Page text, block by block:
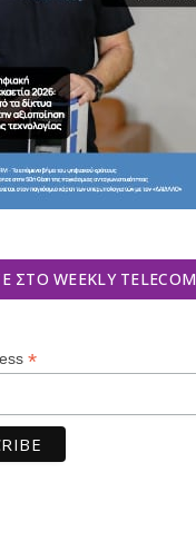
ΣΤΟ WEEKLY TELECOM
*